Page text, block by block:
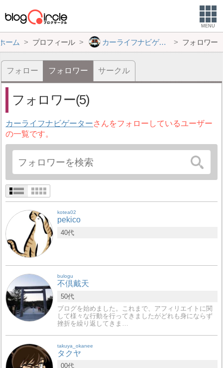
MENU
ーム プロフィール カーライフナビゲーター フォロワー
フォロー フォロワー サークル
フォロワー(5)
カーライフナビゲーターさんをフォローしているユーザー
の一覧です。
kotea02
pekico
40代
bulogu
不倶戴天
50代
ブログを始めました。これまで、アフィリエイトに関
して様々な行動を行ってきましたがどれも身にならず
挫折を繰り返してきま…
takuya_okanee
タクヤ
00代